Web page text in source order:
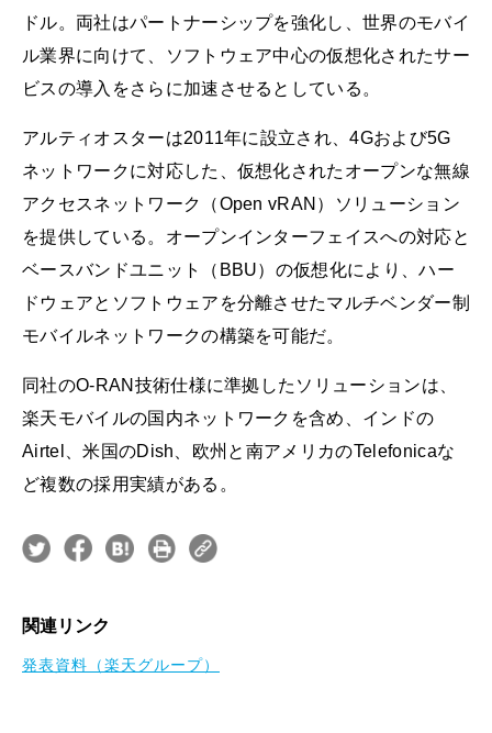
ドル。両社はパートナーシップを強化し、世界のモバイ
ル業界に向けて、ソフトウェア中心の仮想化されたサー
ビスの導入をさらに加速させるとしている。
アルティオスターは2011年に設立され、4Gおよび5G
ネットワークに対応した、仮想化されたオープンな無線
アクセスネットワーク（Open vRAN）ソリューション
を提供している。オープンインターフェイスへの対応と
ベースバンドユニット（BBU）の仮想化により、ハー
ドウェアとソフトウェアを分離させたマルチベンダー制
モバイルネットワークの構築を可能だ。
同社のO-RAN技術仕様に準拠したソリューションは、
楽天モバイルの国内ネットワークを含め、インドの
Airtel、米国のDish、欧州と南アメリカのTelefonicaな
ど複数の採用実績がある。
関連リンク
発表資料（楽天グループ）